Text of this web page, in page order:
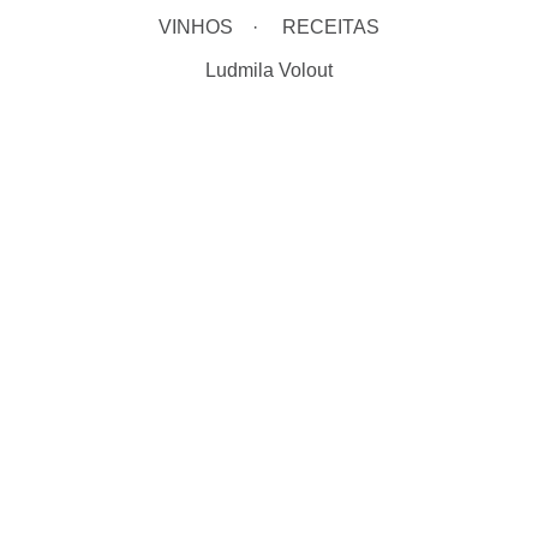
VINHOS
RECEITAS
Ludmila Volout